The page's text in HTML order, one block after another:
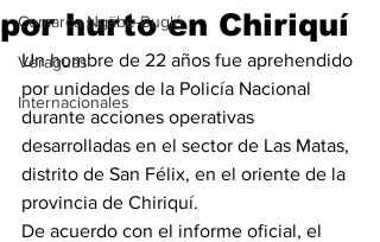
Comarca Ngäbe-Buglé
Veraguas
Internacionales
por hurto en Chiriquí
Un hombre de 22 años fue aprehendido
por unidades de la Policía Nacional
durante acciones operativas
desarrolladas en el sector de Las Matas,
distrito de San Félix, en el oriente de la
provincia de Chiriquí.
De acuerdo con el informe oficial, el